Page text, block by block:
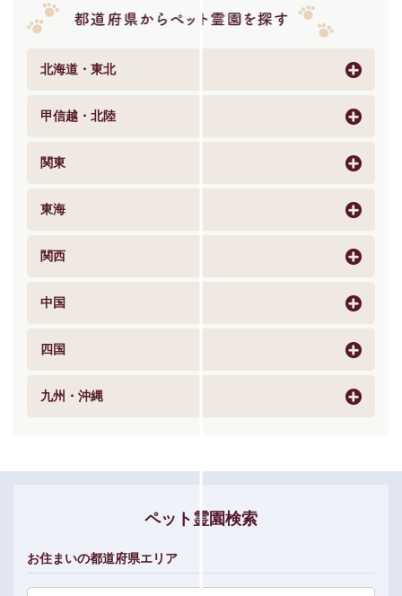
北海道・東北
甲信越・北陸
関東
東海
関西
中国
四国
九州・沖縄
ペット霊園検索
お住まいの都道府県エリア